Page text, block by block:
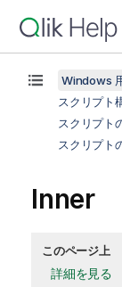
Windows
スクリプト
スクリプト
スクリプト
Inner
このページ上
詳細を見る